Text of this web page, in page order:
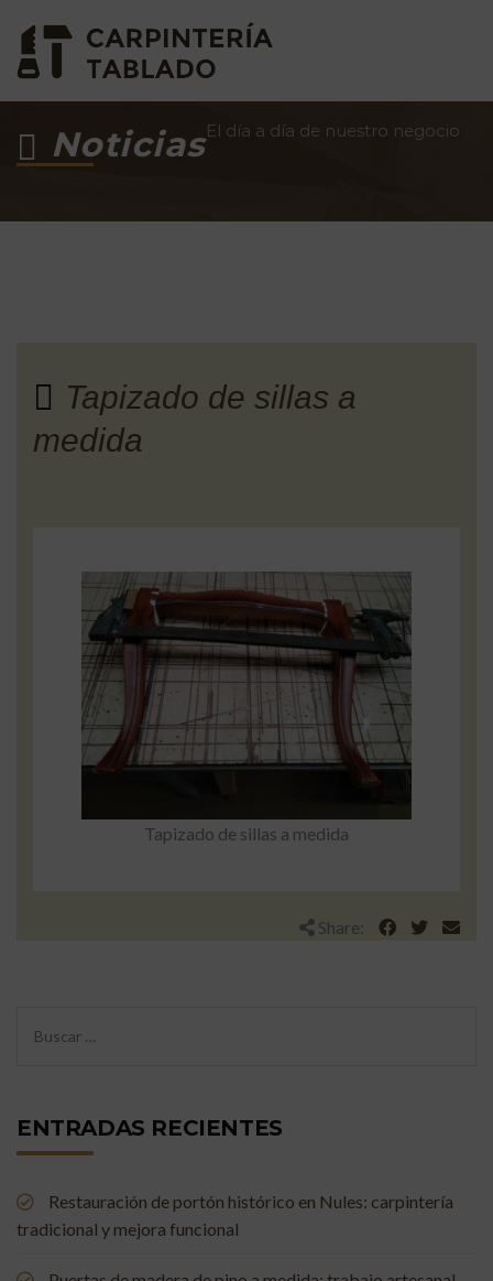
NoticiasEl día a día de nuestro negocio
Tapizado de sillas a
medida
Tapizado de sillas a medida
Share:
ENTRADAS RECIENTES
Restauración de portón histórico en Nules: carpintería
tradicional y mejora funcional